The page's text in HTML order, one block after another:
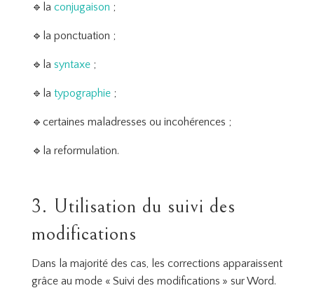
🔹la conjugaison ;
🔹la ponctuation ;
🔹la syntaxe ;
🔹la typographie ;
🔹certaines maladresses ou incohérences ;
🔹la reformulation.
3. Utilisation du suivi des
modifications
Dans la majorité des cas, les corrections apparaissent
grâce au mode « Suivi des modifications » sur Word.